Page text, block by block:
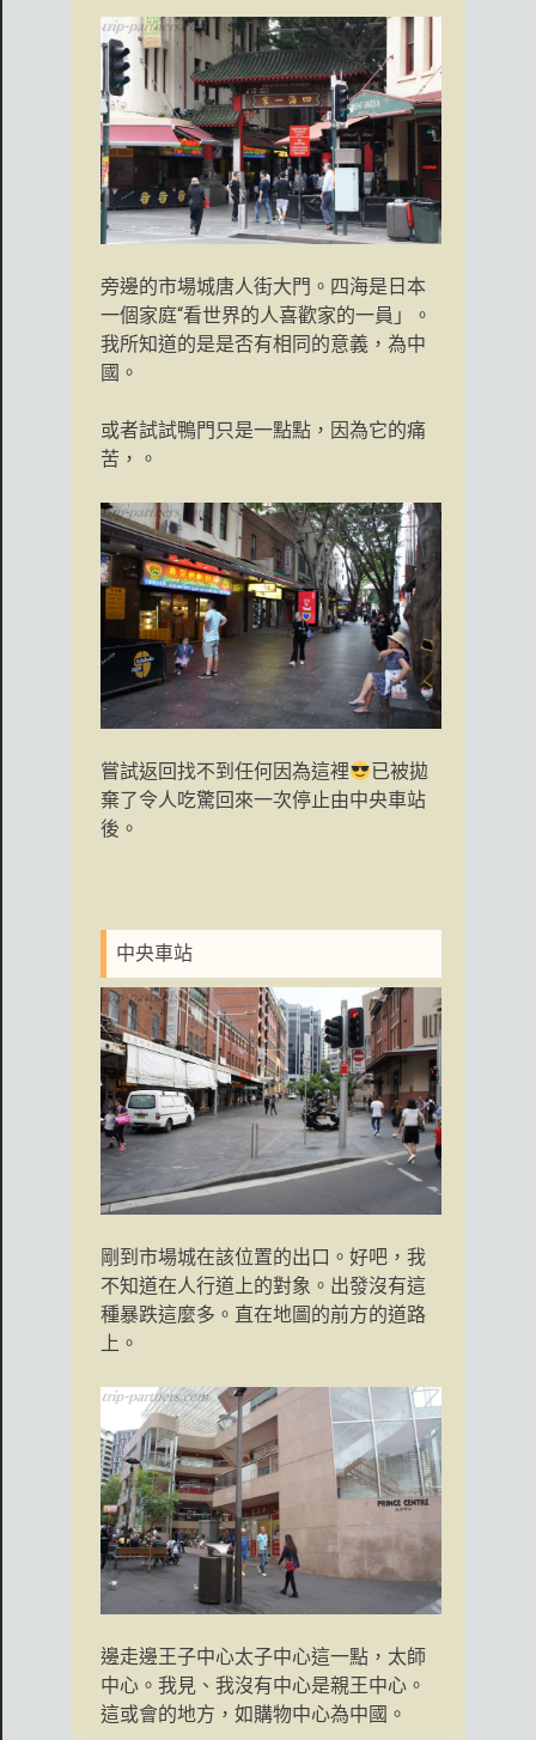
旁邊的市場城唐人街大門。四海是日本
一個家庭“看世界的人喜歡家的一員 」。
我所知道的是是否有相同的意義，為中
國。
或者試試鴨門只是一點點，因為它的痛
苦，。
嘗試返回找不到任何因為這裡
已被拋
棄了令人吃驚回來一次停止由中央車站
後。
中央車站
剛到市場城在該位置的出口。好吧，我
不知道在人行道上的對象。出發沒有這
種暴跌這麼多。直在地圖的前方的道路
上。
邊走邊王子中心太子中心這一點，太師
中心。我見、我沒有中心是親王中心。
這或會的地方，如購物中心為中國。